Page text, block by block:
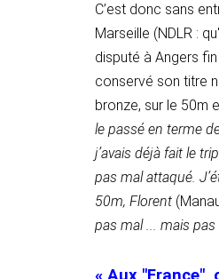
C’est donc sans
Marseille (NDLR :
disputé à Angers
conservé son titre
bronze, sur le 50m
le passé en terme
j’avais déjà fait le
pas mal attaqué.
50m, Florent
pas mal ... mais pas